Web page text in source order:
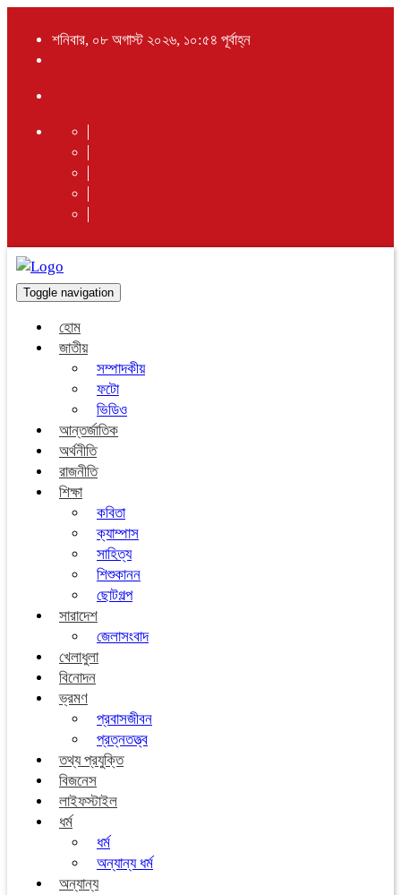
শনিবার, ০৮ অগাস্ট ২০২৬, ১০:৫৪ পূর্বাহ্ন
Toggle navigation
হোম
জাতীয়
সম্পাদকীয়
ফটো
ভিডিও
আন্তর্জাতিক
অর্থনীতি
রাজনীতি
শিক্ষা
কবিতা
ক্যাম্পাস
সাহিত্য
শিশুকানন
ছোটগল্প
সারাদেশ
জেলাসংবাদ
খেলাধুলা
বিনোদন
ভ্রমণ
প্রবাসজীবন
প্রত্নতত্ত্ব
তথ্য প্রযুক্তি
বিজনেস
লাইফস্টাইল
ধর্ম
ধর্ম
অন্যান্য ধর্ম
অন্যান্য